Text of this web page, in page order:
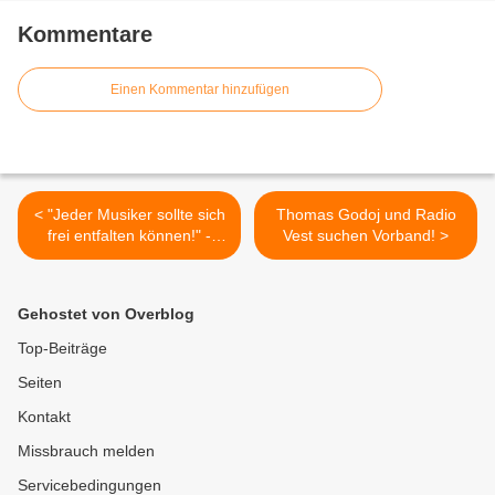
Kommentare
Einen Kommentar hinzufügen
< "Jeder Musiker sollte sich
frei entfalten können!" -
Interview mit Gates of
Thomas Godoj und Radio
Vest suchen Vorband! >
Gehostet von Overblog
Top-Beiträge
Seiten
Kontakt
Missbrauch melden
Servicebedingungen